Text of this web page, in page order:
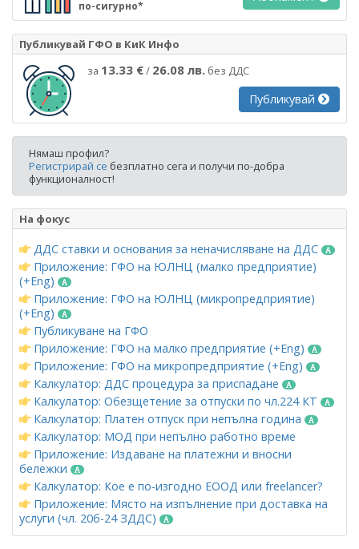
по-сигурно*
Публикувай ГФО в КиК Инфо
за 13.33 €/ 26.08 лв. без ДДС
Публикувай
Нямаш профил?
Регистрирай се безплатно сега и получи по-добра
функционалност!
На фокус
ДДС ставки и основания за неначисляване на ДДС
Приложение: ГФО на ЮЛНЦ (малко предприятие)
(+Eng)
Приложение: ГФО на ЮЛНЦ (микропредприятие)
(+Eng)
Публикуване на ГФО
Приложение: ГФО на малко предприятие (+Eng)
Приложение: ГФО на микропредприятие (+Eng)
Калкулатор: ДДС процедура за приспадане
Калкулатор: Обезщетение за отпуски по чл.224 КТ
Калкулатор: Платен отпуск при непълна година
Калкулатор: МОД при непълно работно време
Приложение: Издаване на платежни и вносни
бележки
Калкулатор: Кое е по-изгодно ЕООД или freelancer?
Приложение: Място на изпълнение при доставка на
услуги (чл. 20б-24 ЗДДС)